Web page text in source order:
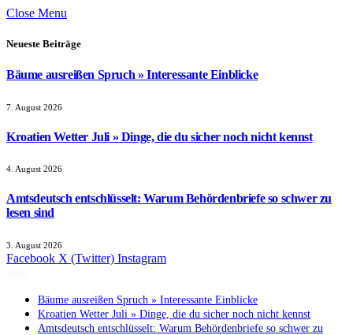
Close Menu
Neueste Beiträge
Bäume ausreißen Spruch » Interessante Einblicke
7. August 2026
Kroatien Wetter Juli » Dinge, die du sicher noch nicht kennst
4. August 2026
Amtsdeutsch entschlüsselt: Warum Behördenbriefe so schwer zu
lesen sind
3. August 2026
Facebook X (Twitter) Instagram
Bäume ausreißen Spruch » Interessante Einblicke
Kroatien Wetter Juli » Dinge, die du sicher noch nicht kennst
Amtsdeutsch entschlüsselt: Warum Behördenbriefe so schwer zu